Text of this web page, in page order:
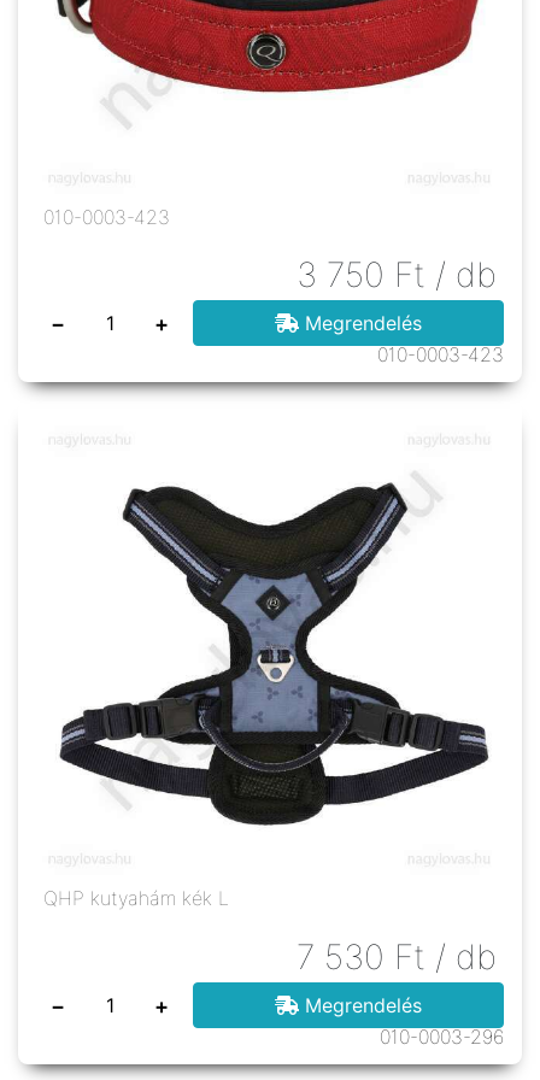
010-0003-423
3 750 Ft / db
− +
Megrendelés
010-0003-423
QHP kutyahám kék L
7 530 Ft / db
− +
Megrendelés
010-0003-296